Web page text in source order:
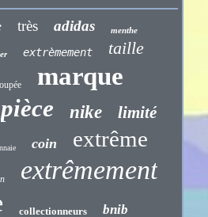
très adidas menthe
extrèmement taille
marque
pièce nike limité
coin extrême
extrêmement
collectionneurs bnib